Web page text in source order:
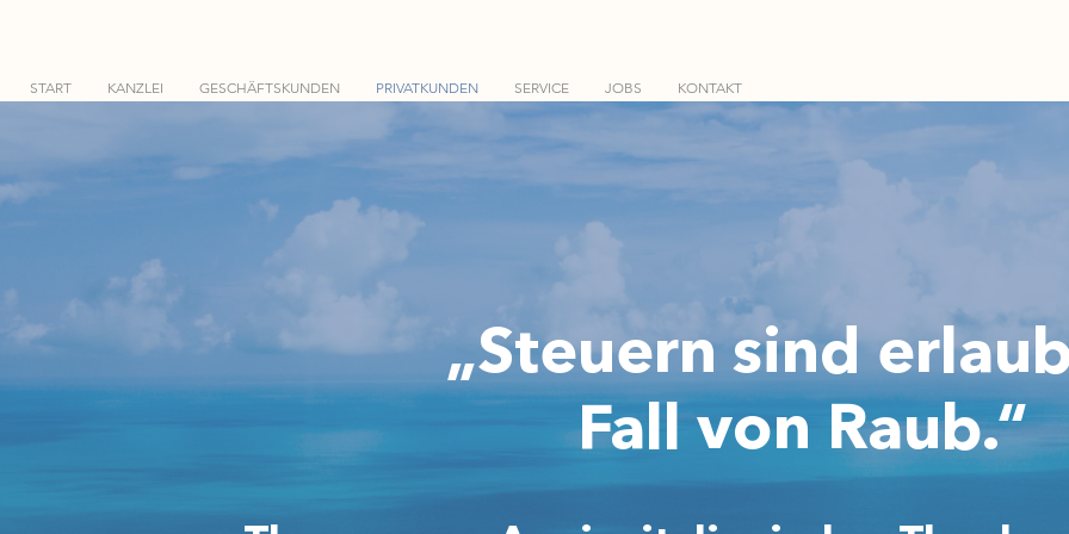
START KANZLEI GESCHÄFTSKUNDEN PRIVATKUNDEN SERVICE JOBS KONTAKT
„Steuern sind
Fall von Raub.“